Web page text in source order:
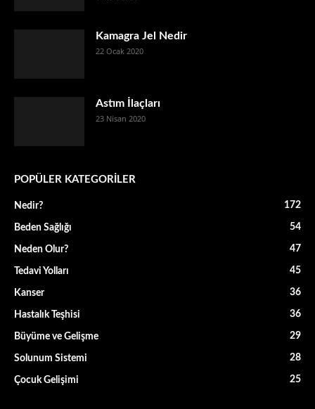
Kamagra Jel Nedir
22 Ocak 2020
Astım İlaçları
23 Nisan 2020
POPÜLER KATEGORİLER
Nedir? 172
Beden Sağlığı 54
Neden Olur? 47
Tedavi Yolları 45
Kanser 36
Hastalık Teşhisi 36
Büyüme ve Gelişme 29
Solunum Sistemi 28
Çocuk Gelişimi 25